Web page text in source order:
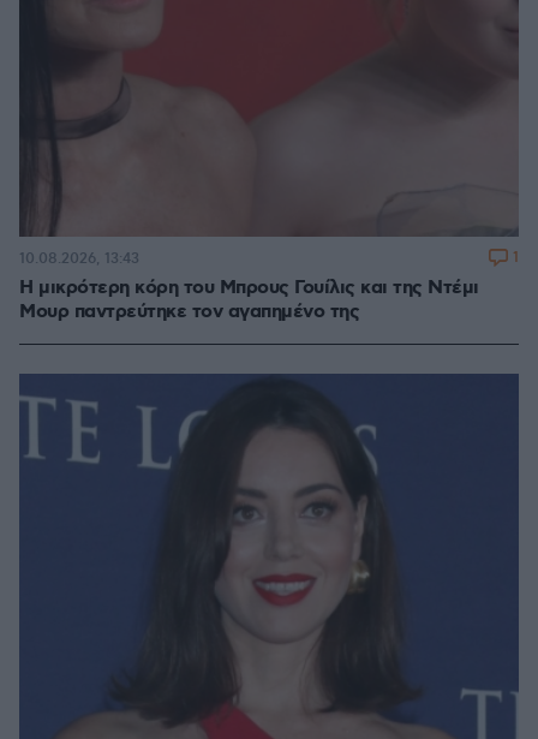
Η μικρότερη κόρη του Μπρους Γουίλις και της Ντέμι
Μουρ παντρεύτηκε τον αγαπημένο της
10.08.2026, 13:43 1